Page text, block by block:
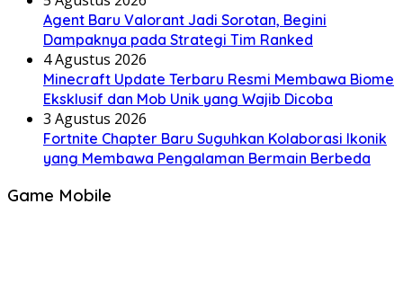
Agent Baru Valorant Jadi Sorotan, Begini
Dampaknya pada Strategi Tim Ranked
4 Agustus 2026
Minecraft Update Terbaru Resmi Membawa Biome
Eksklusif dan Mob Unik yang Wajib Dicoba
3 Agustus 2026
Fortnite Chapter Baru Suguhkan Kolaborasi Ikonik
yang Membawa Pengalaman Bermain Berbeda
Game Mobile